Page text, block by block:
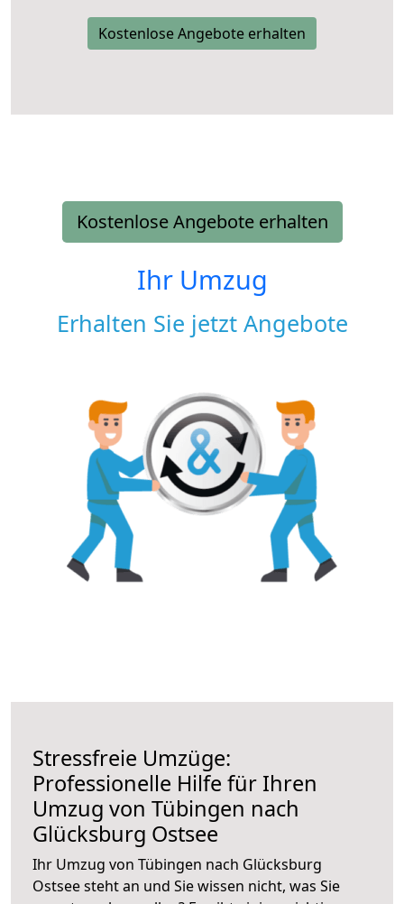
Kostenlose Angebote erhalten
Kostenlose Angebote erhalten
Ihr Umzug
Erhalten Sie jetzt Angebote
Stressfreie Umzüge:
Professionelle Hilfe für Ihren
Umzug von Tübingen nach
Glücksburg Ostsee
Ihr Umzug von Tübingen nach Glücksburg
Ostsee steht an und Sie wissen nicht, was Sie